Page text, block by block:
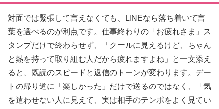
対面では緊張して言えなくても、LINEなら落ち着いて言
葉を選べるのが利点です。仕事終わりの「お疲れさま」ス
タンプだけで終わらせず、「クールに見えるけど、ちゃん
と熱を持って取り組む人だから疲れますよね」と一文添え
ると、既読のスピードと返信のトーンが変わります。デー
トの帰り道に「楽しかった」だけで送るのではなく、「気
を遣わせない人に見えて、実は相手のテンポをよく見てい